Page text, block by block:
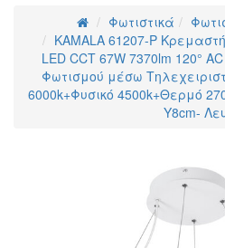
Φωτιστικά
KAMALA 61207-P
LED CCT 67W 7370lm 120°
Φωτισμού μέσω
6000k+Φυσικό 4500k+Θερμό
Υ8cm-